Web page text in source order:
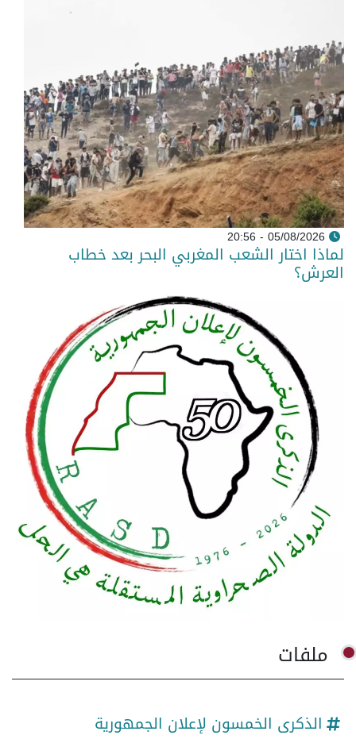
05/08/2026 - 20:56
لماذا اختار الشعب المغربي البحر بعد خطاب
العرش؟
ملفات
الذكرى الخمسون لإعلان الجمهورية